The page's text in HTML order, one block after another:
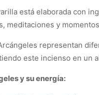
está elaborada con
meditaciones y
representan
este incienso en un
y su energía: